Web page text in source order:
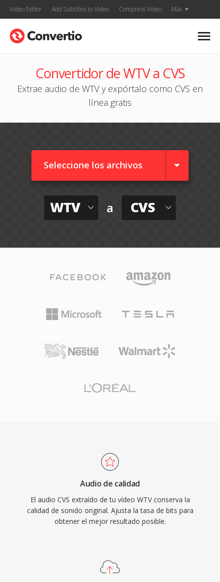
Video Editor Add Subtitles to Video Compress Video Más
Convertidor de WTV a CVS
Extrae audio de WTV y expórtalo como CVS en
línea gratis
Seleccione los archivos
WTV a CVS
Audio de calidad
El audio CVS extraído de tu vídeo WTV conserva la
calidad de sonido original. Ajusta la tasa de bits para
obtener el mejor resultado posible.